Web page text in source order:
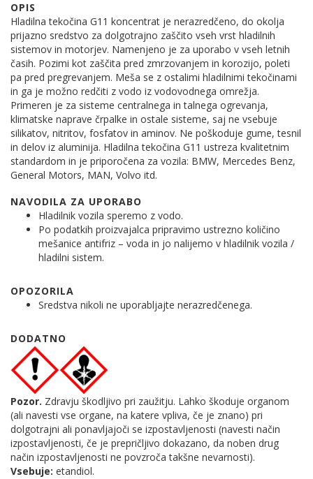
OPIS
Hladilna tekočina G11 koncentrat je nerazredčeno, do okolja
prijazno sredstvo za dolgotrajno zaščito vseh vrst hladilnih
sistemov in motorjev. Namenjeno je za uporabo v vseh letnih
časih. Pozimi kot zaščita pred zmrzovanjem in korozijo, poleti
pa pred pregrevanjem. Meša se z ostalimi hladilnimi tekočinami
in ga je možno redčiti z vodo iz vodovodnega omrežja.
Primeren je za sisteme centralnega in talnega ogrevanja,
klimatske naprave črpalke in ostale sisteme, saj ne vsebuje
silikatov, nitritov, fosfatov in aminov. Ne poškoduje gume, tesnil
in delov iz aluminija. Hladilna tekočina G11 ustreza kvalitetnim
standardom in je priporočena za vozila: BMW, Mercedes Benz,
General Motors, MAN, Volvo itd.
NAVODILA ZA UPORABO
Hladilnik vozila speremo z vodo.
Po podatkih proizvajalca pripravimo ustrezno količino
mešanice antifriz – voda in jo nalijemo v hladilnik vozila /
hladilni sistem.
OPOZORILA
Sredstva nikoli ne uporabljajte nerazredčenega.
DODATNO
Pozor. Zdravju škodljivo pri zaužitju. Lahko škoduje organom
(ali navesti vse organe, na katere vpliva, če je znano) pri
dolgotrajni ali ponavljajoči se izpostavljenosti (navesti način
izpostavljenosti, če je prepričljivo dokazano, da noben drug
način izpostavljenosti ne povzroča takšne nevarnosti).
Vsebuje: etandiol.